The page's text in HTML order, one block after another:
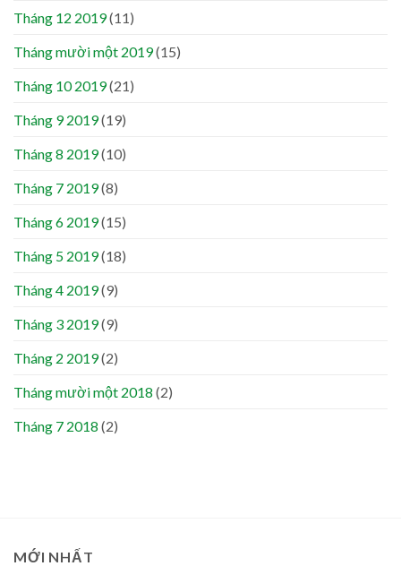
Tháng 12 2019(11)
Tháng mười một 2019(15)
Tháng 10 2019(21)
Tháng 9 2019(19)
Tháng 8 2019(10)
Tháng 7 2019(8)
Tháng 6 2019(15)
Tháng 5 2019(18)
Tháng 4 2019(9)
Tháng 3 2019(9)
Tháng 2 2019(2)
Tháng mười một 2018 (2)
Tháng 7 2018 (2)
MỚI NHẤT